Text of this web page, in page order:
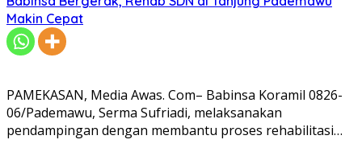
Makin Cepat
PAMEKASAN, Media Awas. Com– Babinsa Koramil 0826-
06/Pademawu, Serma Sufriadi, melaksanakan
pendampingan dengan membantu proses rehabilitasi…